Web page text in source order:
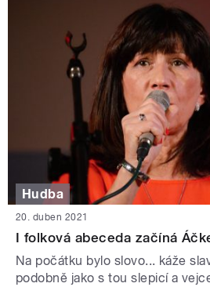
Hudba
20. duben 2021
I folková abeceda začíná
Na počátku bylo slovo... káže
podobně jako s tou slepicí a